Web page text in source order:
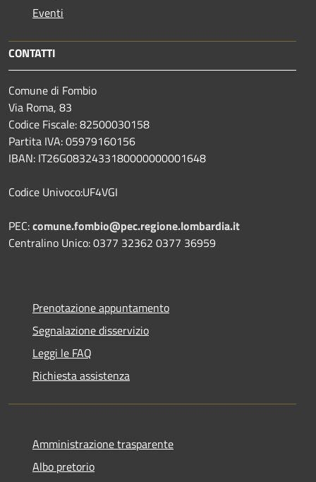
Eventi
CONTATTI
Comune di Fombio
Via Roma, 83
Codice Fiscale: 82500030158
Partita IVA: 05979160156
IBAN: IT26G0832433180000000001648
Codice Univoco:UF4VGI
PEC:comune.fombio@pec.regione.lombardia.it
Centralino Unico: 0377 32362 0377 36959
Prenotazione appuntamento
Segnalazione disservizio
Leggi le FAQ
Richiesta assistenza
Amministrazione trasparente
Albo pretorio